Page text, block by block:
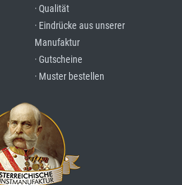
· Qualität
· Eindrücke aus unserer
Manufaktur
· Gutscheine
· Muster bestellen